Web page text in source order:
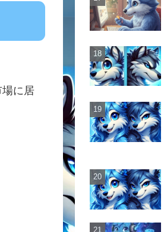
に居